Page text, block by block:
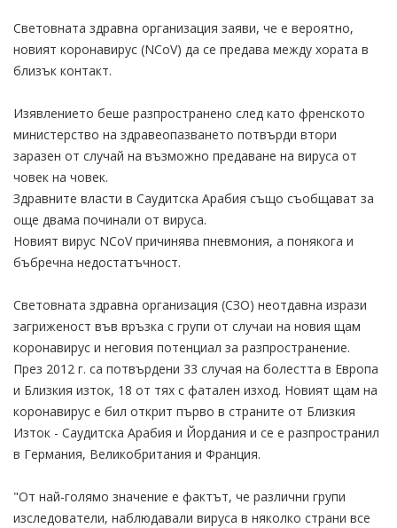
Световната здравна организация заяви, че е вероятно,
новият коронавирус (NCoV) да се предава между хората в
близък контакт.
Изявлението беше разпространено след като френското
министерство на здравеопазването потвърди втори
заразен от случай на възможно предаване на вируса от
човек на човек.
Здравните власти в Саудитска Арабия също съобщават за
още двама починали от вируса.
Новият вирус NCoV причинява пневмония, а понякога и
бъбречна недостатъчност.
Световната здравна организация (СЗО) неотдавна изрази
загриженост във връзка с групи от случаи на новия щам
коронавирус и неговия потенциал за разпространение.
През 2012 г. са потвърдени 33 случая на болестта в Европа
и Близкия изток, 18 от тях с фатален изход. Новият щам на
коронавирус е бил открит първо в страните от Близкия
Изток - Саудитска Арабия и Йордания и се е разпространил
в Германия, Великобритания и Франция.
"От най-голямо значение е фактът, че различни групи
изследователи, наблюдавали вируса в няколко страни все